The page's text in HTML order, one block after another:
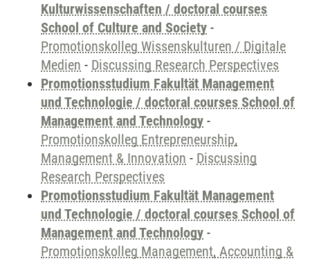
Kulturwissenschaften / doctoral courses
School of Culture and Society -
Promotionskolleg Wissenskulturen / Digitale
Medien - Discussing Research Perspectives
Promotionsstudium Fakultät Management
und Technologie / doctoral courses School of
Management and Technology -
Promotionskolleg Entrepreneurship,
Management & Innovation - Discussing
Research Perspectives
Promotionsstudium Fakultät Management
und Technologie / doctoral courses School of
Management and Technology -
Promotionskolleg Management, Accounting &